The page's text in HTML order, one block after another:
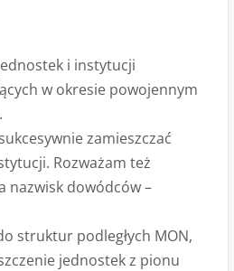
i instytucji
w okresie powojennym
zamieszczać
Rozważam też
nazwisk dowódców –
struktur podległych MON,
jednostek z pionu